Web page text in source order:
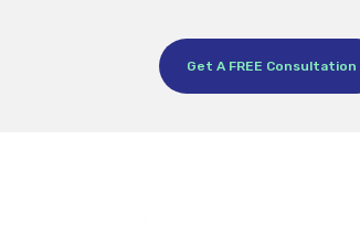
Get A FREE Consultation